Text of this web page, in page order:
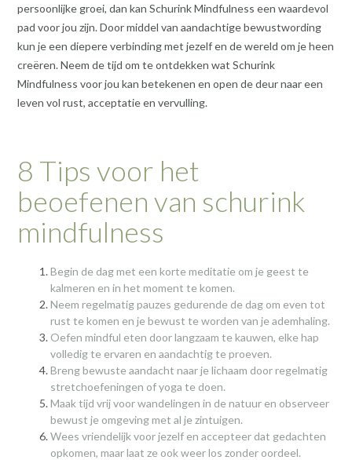
persoonlijke groei, dan kan Schurink Mindfulness een waardevol
pad voor jou zijn. Door middel van aandachtige bewustwording
kun je een diepere verbinding met jezelf en de wereld om je heen
creëren. Neem de tijd om te ontdekken wat Schurink
Mindfulness voor jou kan betekenen en open de deur naar een
leven vol rust, acceptatie en vervulling.
8 Tips voor het
beoefenen van schurink
mindfulness
Begin de dag met een korte meditatie om je geest te
kalmeren en in het moment te komen.
Neem regelmatig pauzes gedurende de dag om even tot
rust te komen en je bewust te worden van je ademhaling.
Oefen mindful eten door langzaam te kauwen, elke hap
volledig te ervaren en aandachtig te proeven.
Breng bewuste aandacht naar je lichaam door regelmatig
stretchoefeningen of yoga te doen.
Maak tijd vrij voor wandelingen in de natuur en observeer
bewust je omgeving met al je zintuigen.
Wees vriendelijk voor jezelf en accepteer dat gedachten
opkomen, maar laat ze ook weer los zonder oordeel.